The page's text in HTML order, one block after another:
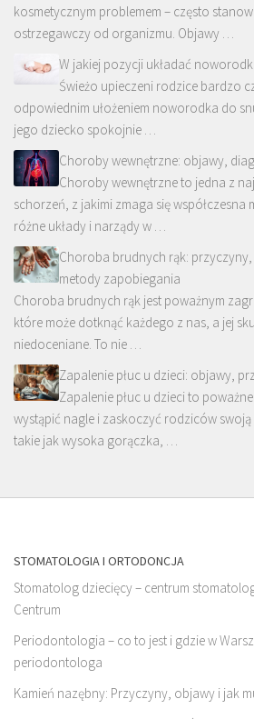
kosmetycznym problemem – często
ostrzegawczy od organizmu. Objawy …
W jakiej pozycji układać
Świeżo upieczeni rodzice bardzo
odpowiednim ułożeniem noworodka do
jego dziecko spokojnie …
Choroby wewnętrzne: objawy,
Choroby wewnętrzne to jedna z
schorzeń, z jakimi zmaga się współczesna
różne układy i narządy w …
Choroba brudnych rąk:
metody zapobiegania
Choroba brudnych rąk jest poważnym
które może dotknąć każdego z nas, a jej
niedoceniane. To nie …
Zapalenie płuc u dzieci: objawy,
Zapalenie płuc u dzieci to
wystąpić nagle i zaskoczyć rodziców
takie jak wysoka gorączka, …
STOMATOLOGIA I ORTODONCJA
Stomatolog dziecięcy – centrum
Centrum
Periodontologia – co to jest i gdzie w
periodontologa
Kamień nazębny: Przyczyny, objawy i jak